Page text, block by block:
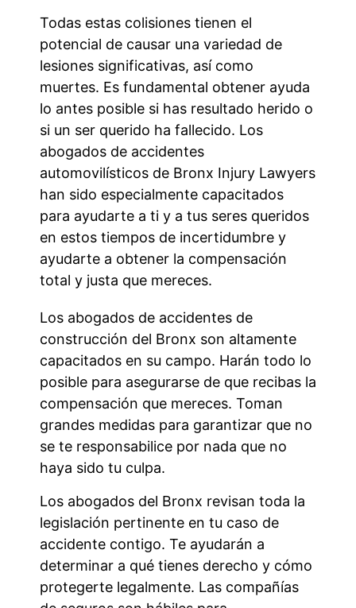
Todas estas colisiones tienen el
potencial de causar una variedad de
lesiones significativas, así como
muertes. Es fundamental obtener ayuda
lo antes posible si has resultado herido o
si un ser querido ha fallecido. Los
abogados de accidentes
automovilísticos de Bronx Injury Lawyers
han sido especialmente capacitados
para ayudarte a ti y a tus seres queridos
en estos tiempos de incertidumbre y
ayudarte a obtener la compensación
total y justa que mereces.
Los abogados de accidentes de
construcción del Bronx son altamente
capacitados en su campo. Harán todo lo
posible para asegurarse de que recibas la
compensación que mereces. Toman
grandes medidas para garantizar que no
se te responsabilice por nada que no
haya sido tu culpa.
Los abogados del Bronx revisan toda la
legislación pertinente en tu caso de
accidente contigo. Te ayudarán a
determinar a qué tienes derecho y cómo
protegerte legalmente. Las compañías